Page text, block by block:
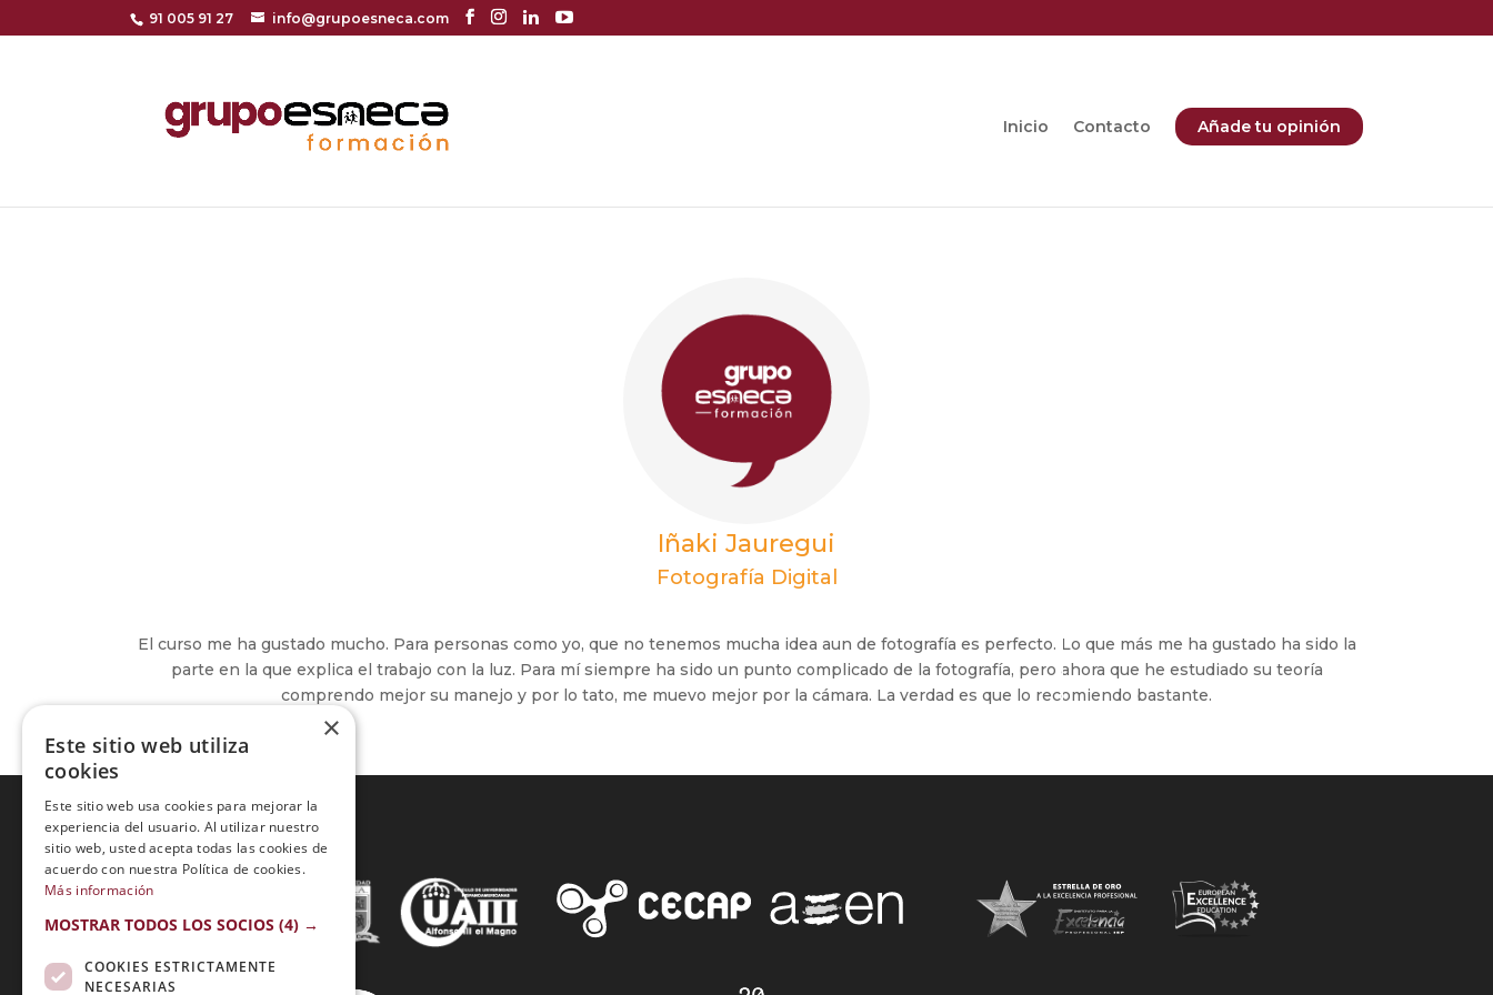
91 005 91 27 info@grupoesneca.com
Inicio Contacto Añade tu opinión
Iñaki Jauregui
Fotografía Digital
El curso me ha gustado mucho. Para personas como yo, que no tenemos mucha idea aun de fotografía es perfecto. Lo que más me ha gustado ha sido la
parte en la que explica el trabajo con la luz. Para mí siempre ha sido un punto complicado de la fotografía, pero ahora que he estudiado su teoría
comprendo mejor su manejo y por lo tato, me muevo mejor por la cámara. La verdad es que lo recomiendo bastante.
Acreditaciones:
×
Este sitio web utiliza
cookies
Este sitio web usa cookies para mejorar la
experiencia del usuario. Al utilizar nuestro
sitio web, usted acepta todas las cookies de
acuerdo con nuestra Política de cookies.
Más información
MOSTRAR TODOS LOS SOCIOS (4) →
COOKIES ESTRICTAMENTE
NECESARIAS